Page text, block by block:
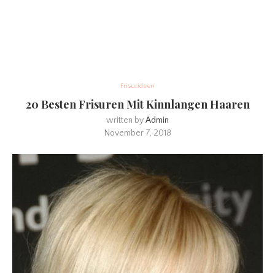
Frisurideen
20 Besten Frisuren Mit Kinnlangen Haaren
written byAdmin
November 7, 2018